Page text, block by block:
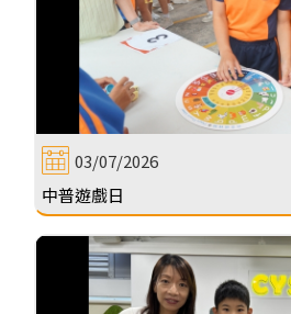
03/07/2026
中普遊戲日